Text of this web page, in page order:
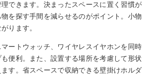
できます。決まったスペースに置く習慣が
を探す手間を減らせるのがポイント。小物
ります。
ートウォッチ、ワイヤレスイヤホンを同時
便利。また、設置する場所を考慮して形状
す。省スペースで収納できる壁掛けホルダ